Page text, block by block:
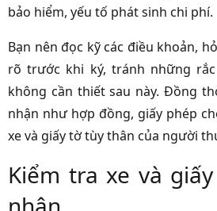
bảo hiểm, yếu tố phát sinh chi phí.
Bạn nên đọc kỹ các điều khoản,
rõ trước khi ký, tránh những
không cần thiết sau này. Đồng
nhận như hợp đồng, giấy phép
xe và giấy tờ tùy thân của người
Kiểm tra xe và